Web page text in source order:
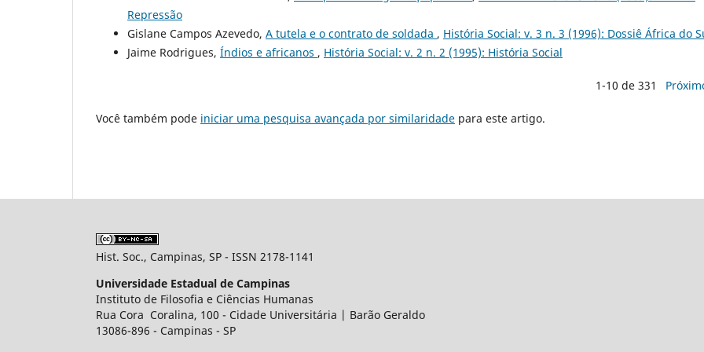
Repressão
Gislane Campos Azevedo, A tutela e o contrato de soldada , História Social: v. 3 n. 3 (1996): Dossiê África do
Jaime Rodrigues, Índios e africanos , História Social: v. 2 n. 2 (1995): História Social
1-10 de 331
Você também pode iniciar uma pesquisa avançada por similaridade para este artigo.
Hist. Soc., Campinas, SP - ISSN 2178-1141
Universidade Estadual de Campinas
Instituto de Filosofia e Ciências Humanas
Rua Cora Coralina, 100 - Cidade Universitária | Barão Geraldo
13086-896 - Campinas - SP